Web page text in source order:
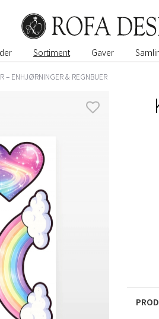
Sortiment Gaver
– ENHJØRNINGER & REGNBUER